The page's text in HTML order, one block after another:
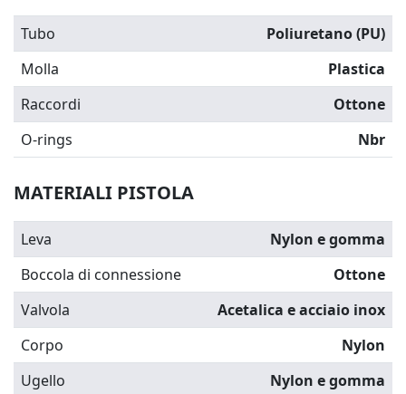
Tubo
Poliuretano (PU)
Molla
Plastica
Raccordi
Ottone
O-rings
Nbr
MATERIALI PISTOLA
Leva
Nylon e gomma
Boccola di connessione
Ottone
Valvola
Acetalica e acciaio inox
Corpo
Nylon
Ugello
Nylon e gomma